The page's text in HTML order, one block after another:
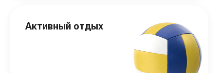
Активный отдых